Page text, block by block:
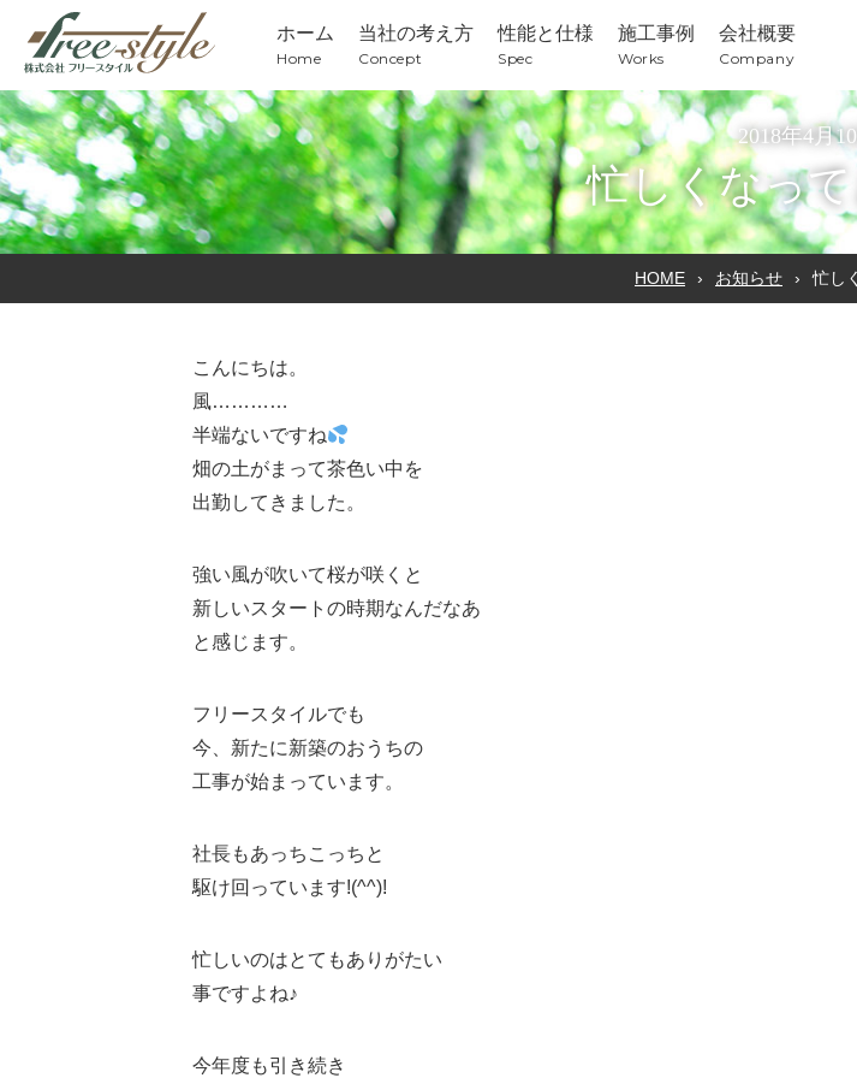
ホーム
Home
当社の考え方
Concept
性能と仕様
Spec
施工事例
Works
会社概要
Company
2018年4月
忙しくなっ
HOME お知らせ 忙し
こんにちは。
風…………
半端ないですね
畑の土がまって茶色い中を
出勤してきました。
強い風が吹いて桜が咲くと
新しいスタートの時期なんだなあ
と感じます。
フリースタイルでも
今、新たに新築のおうちの
工事が始まっています。
社長もあっちこっちと
駆け回っています!(^^)!
忙しいのはとてもありがたい
事ですよね♪
今年度も引き続き